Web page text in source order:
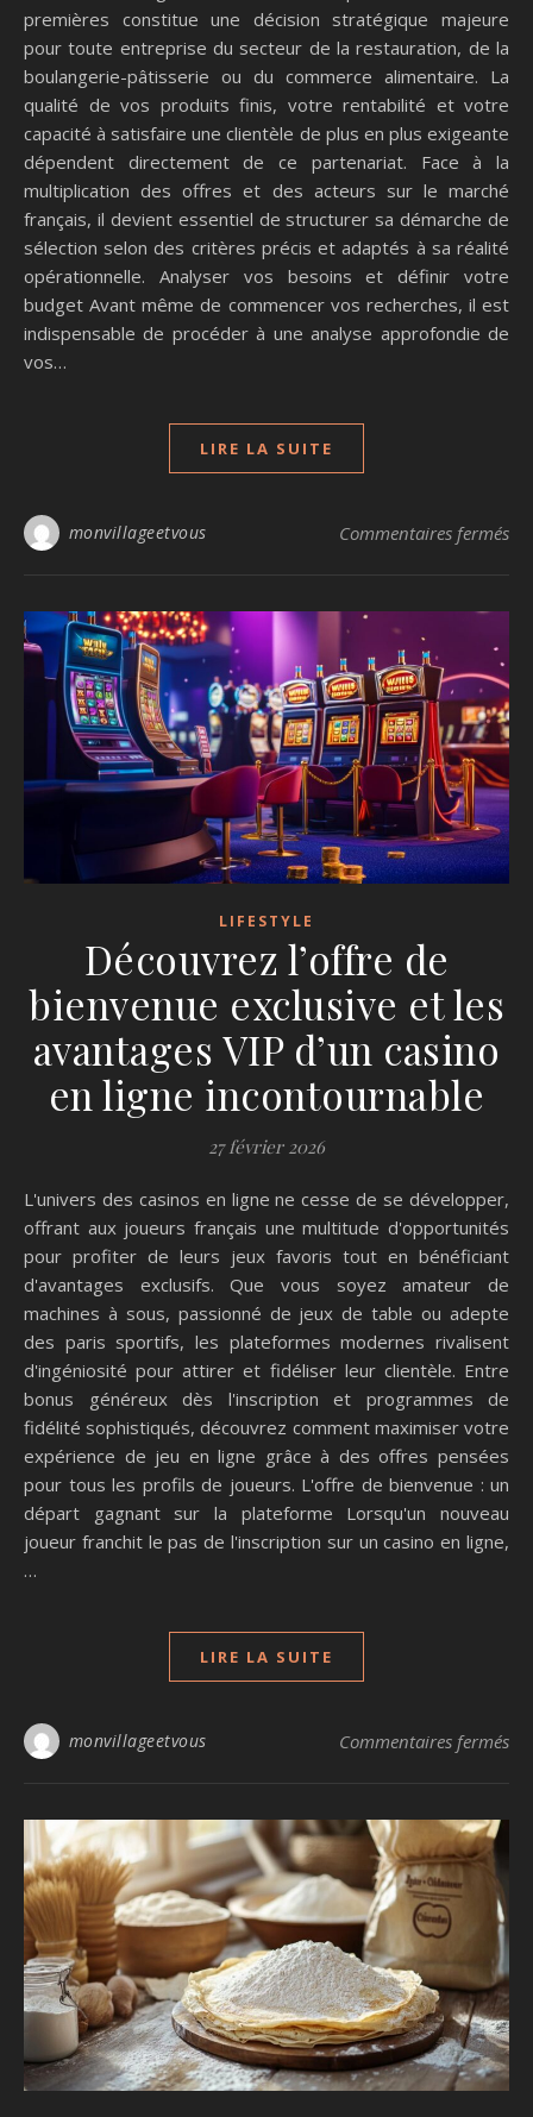
premières constitue une décision stratégique majeure
pour toute entreprise du secteur de la restauration, de la
boulangerie-pâtisserie ou du commerce alimentaire. La
qualité de vos produits finis, votre rentabilité et votre
capacité à satisfaire une clientèle de plus en plus exigeante
dépendent directement de ce partenariat. Face à la
multiplication des offres et des acteurs sur le marché
français, il devient essentiel de structurer sa démarche de
sélection selon des critères précis et adaptés à sa réalité
opérationnelle. Analyser vos besoins et définir votre
budget Avant même de commencer vos recherches, il est
indispensable de procéder à une analyse approfondie de
vos…
LIRE LA SUITE
monvillageetvous Commentaires fermés
LIFESTYLE
Découvrez l’offre de
bienvenue exclusive et les
avantages VIP d’un casino
en ligne incontournable
27 février 2026
L'univers des casinos en ligne ne cesse de se développer,
offrant aux joueurs français une multitude d'opportunités
pour profiter de leurs jeux favoris tout en bénéficiant
d'avantages exclusifs. Que vous soyez amateur de
machines à sous, passionné de jeux de table ou adepte
des paris sportifs, les plateformes modernes rivalisent
d'ingéniosité pour attirer et fidéliser leur clientèle. Entre
bonus généreux dès l'inscription et programmes de
fidélité sophistiqués, découvrez comment maximiser votre
expérience de jeu en ligne grâce à des offres pensées
pour tous les profils de joueurs. L'offre de bienvenue : un
départ gagnant sur la plateforme Lorsqu'un nouveau
joueur franchit le pas de l'inscription sur un casino en ligne,
…
LIRE LA SUITE
monvillageetvous Commentaires fermés